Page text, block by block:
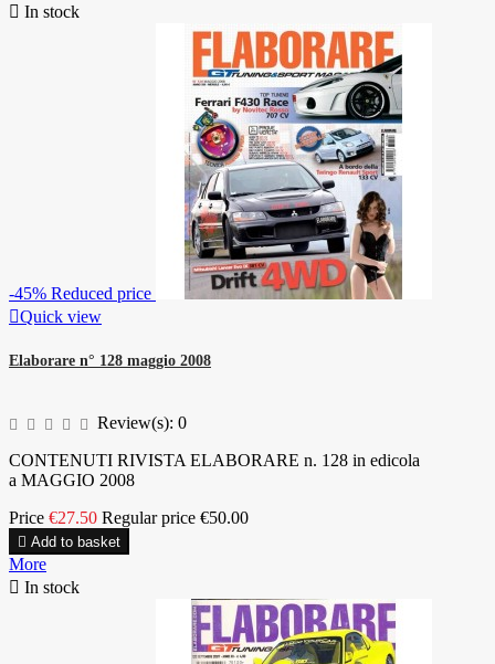
 In stock
-45% Reduced price
Quick view
Elaborare n° 128 maggio 2008
Review(s): 0
CONTENUTI RIVISTA ELABORARE n. 128 in edicola
a MAGGIO 2008
Price €27.50 Regular price €50.00
 Add to basket
More
 In stock